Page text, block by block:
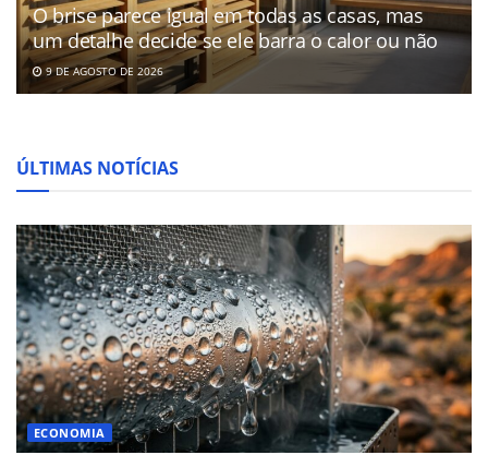
O brise parece igual em todas as casas, mas
um detalhe decide se ele barra o calor ou não
9 DE AGOSTO DE 2026
ÚLTIMAS NOTÍCIAS
ECONOMIA